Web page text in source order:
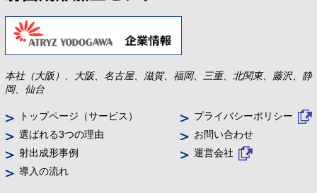
本社（大阪）、大阪、名古屋、滋賀、福岡、三重、北関東、藤沢、静
岡、仙台
トップページ（サービス）
選ばれる3つの理由
射出成形事例
導入の流れ
プライバシーポリシー
お問い合わせ
運営会社